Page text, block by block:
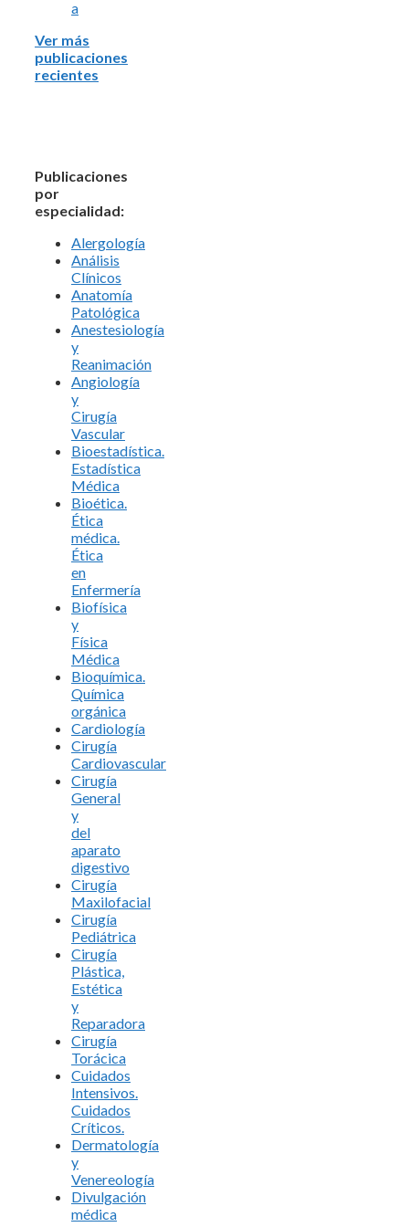
a
Ver más
publicaciones
recientes
Publicaciones
por
especialidad:
Alergología
Análisis
Clínicos
Anatomía
Patológica
Anestesiología
y
Reanimación
Angiología
y
Cirugía
Vascular
Bioestadística.
Estadística
Médica
Bioética.
Ética
médica.
Ética
en
Enfermería
Biofísica
y
Física
Médica
Bioquímica.
Química
orgánica
Cardiología
Cirugía
Cardiovascular
Cirugía
General
y
del
aparato
digestivo
Cirugía
Maxilofacial
Cirugía
Pediátrica
Cirugía
Plástica,
Estética
y
Reparadora
Cirugía
Torácica
Cuidados
Intensivos.
Cuidados
Críticos.
Dermatología
y
Venereología
Divulgación
médica